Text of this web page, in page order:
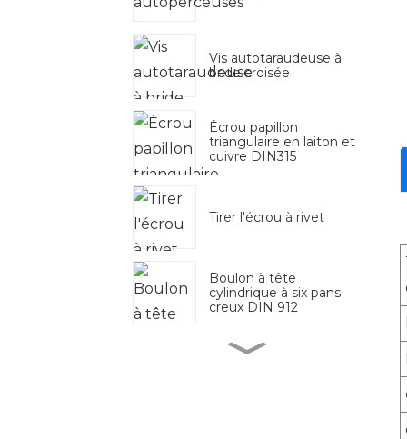
Vis autotaraudeuse à
bride croisée
Écrou papillon
triangulaire en laiton et
cuivre DIN315
Tirer l'écrou à rivet
Boulon à tête
cylindrique à six pans
creux DIN 912
Tige filetée galvanisée